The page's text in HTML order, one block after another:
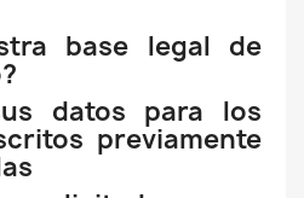
base legal de
datos para los
previamente